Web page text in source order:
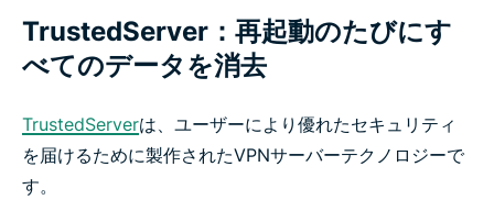
TrustedServer：再起動のたびにす
べてのデータを消去
TrustedServerは、ユーザーにより優れたセキュリティ
を届けるために製作されたVPNサーバーテクノロジーで
す。